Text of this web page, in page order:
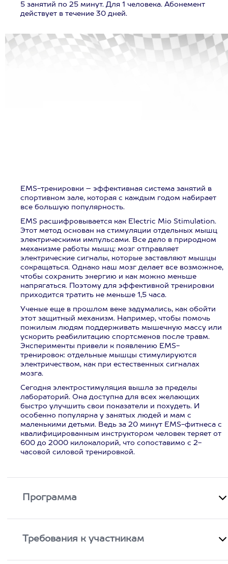
5 занятий по 25 минут. Для 1 человека. Абонемент
действует в течение 30 дней.
EMS-тренировки – эффективная система занятий в
спортивном зале, которая с каждым годом набирает
все большую популярность.
EMS расшифровывается как Electric Mio Stimulation.
Этот метод основан на стимуляции отдельных мышц
электрическими импульсами. Все дело в природном
механизме работы мышц: мозг отправляет
электрические сигналы, которые заставляют мышцы
сокращаться. Однако наш мозг делает все возможное,
чтобы сохранить энергию и как можно меньше
напрягаться. Поэтому для эффективной тренировки
приходится тратить не меньше 1,5 часа.
Ученые еще в прошлом веке задумались, как обойти
этот защитный механизм. Например, чтобы помочь
пожилым людям поддерживать мышечную массу или
ускорить реабилитацию спортсменов после травм.
Эксперименты привели к появлению EMS-
тренировок: отдельные мышцы стимулируются
электричеством, как при естественных сигналах
мозга.
Сегодня электростимуляция вышла за пределы
лабораторий. Она доступна для всех желающих
быстро улучшить свои показатели и похудеть. И
особенно популярна у занятых людей и мам с
маленькими детьми. Ведь за 20 минут EMS-фитнеса с
квалифицированным инструктором человек теряет от
600 до 2000 килокалорий, что сопоставимо с 2-
часовой силовой тренировкой.
Программа
Требования к участникам